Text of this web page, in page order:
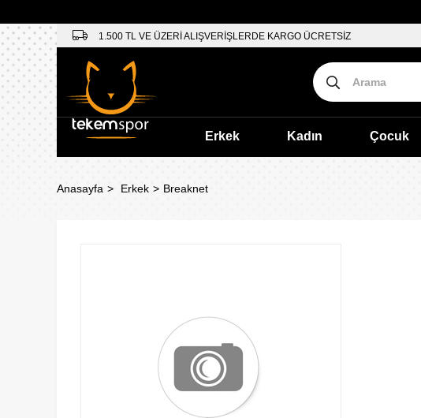
1.500 TL VE ÜZERİ ALIŞVERİŞLERDE KARGO ÜCRETSİZ
Erkek Kadın Çocuk
Anasayfa Erkek Breaknet